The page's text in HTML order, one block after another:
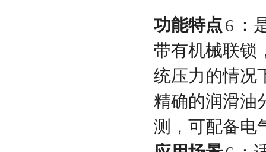
功能特点6 ：
带有机械联锁
统压力的情况
精确的润滑油
测，可配备电